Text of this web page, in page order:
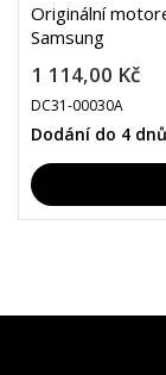
Originální
Samsung
1 114,00 Kč
DC31-00030A
Dodání do 4 dnů